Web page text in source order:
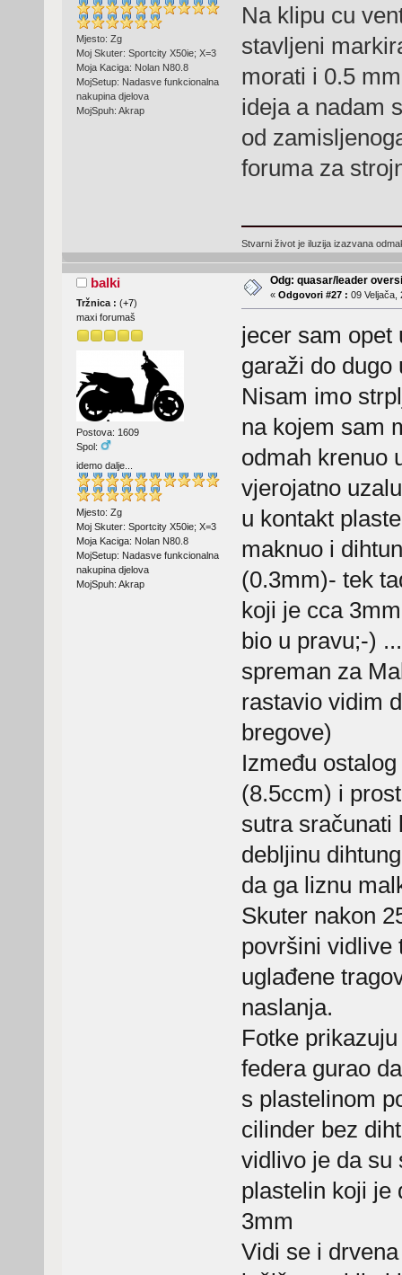
Mjesto: Zg
Moj Skuter: Sportcity X50ie; X=3
Moja Kaciga: Nolan N80.8
MojSetup: Nadasve funkcionalna
nakupina djelova
MojSpuh: Akrap
Na klipu cu
stavljeni
morati i 0.5
ideja a nadam
od
foruma za
Stvarni život je iluzija izazvana
balki
Tržnica : (+7)
maxi forumaš
Postova: 1609
Spol:
idemo dalje...
Mjesto: Zg
Moj Skuter: Sportcity X50ie; X=3
Moja Kaciga: Nolan N80.8
MojSetup: Nadasve funkcionalna
nakupina djelova
MojSpuh: Akrap
Odg: quasar/leader
« Odgovori #27 : 09 Veljača,
jecer sam opet
garaži do dugo
Nisam imo
na kojem sam
odmah krenuo
vjerojatno
u kontakt
maknuo i
(0.3mm)- tek
koji je cca
bio u pravu;-)
spreman za
rastavio vidim
bregove)
Između
(8.5ccm) i
sutra sračunati
debljinu
da ga liznu
Skuter nakon
površini vidlive
uglađene
naslanja.
Fotke
federa gurao
s plastelinom
cilinder bez
vidlivo je da su
plastelin koji je
3mm
Vidi se i